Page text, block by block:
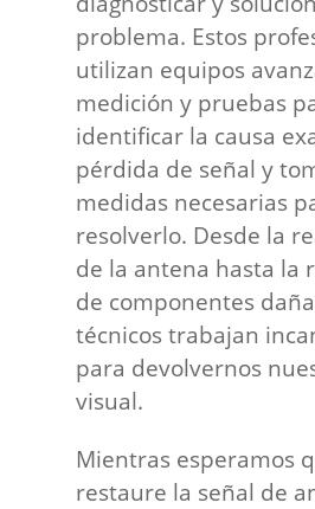
problema. Estos
utilizan equipos
medición y pruebas
identificar la causa
pérdida de señal y
medidas necesarias
resolverlo. Desde la
de la antena hasta la
de componentes
técnicos trabajan
para devolvernos
visual.
Mientras esperamos
restaure la señal de